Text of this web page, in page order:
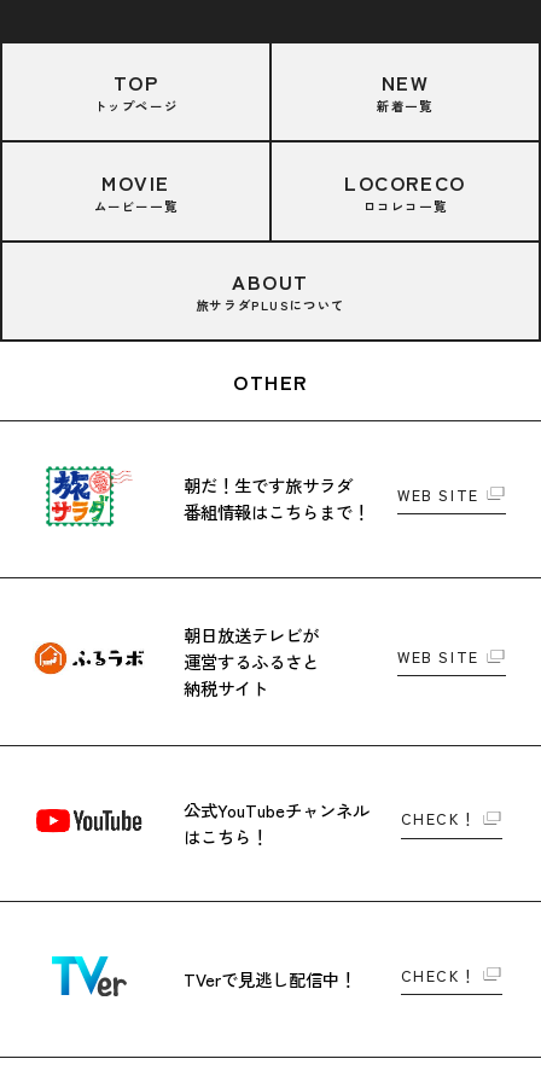
TOP
トップページ
NEW
新着一覧
MOVIE
ムービー一覧
LOCORECO
ロコレコ一覧
ABOUT
旅サラダPLUSについて
OTHER
朝だ！生です旅サラダ
番組情報はこちらまで！
WEB SITE
朝日放送テレビが
運営するふるさと
納税サイト
WEB SITE
公式YouTubeチャンネル
はこちら！
CHECK！
TVerで見逃し配信中！ CHECK！